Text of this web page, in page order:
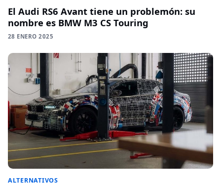
El Audi RS6 Avant tiene un problemón: su
nombre es BMW M3 CS Touring
28 ENERO 2025
ALTERNATIVOS